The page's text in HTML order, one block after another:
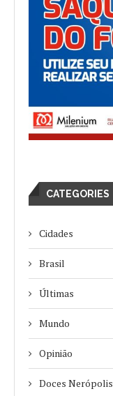
CATEGORIES
Cidades
Brasil
Últimas
Mundo
Opinião
Doces Nerópolis